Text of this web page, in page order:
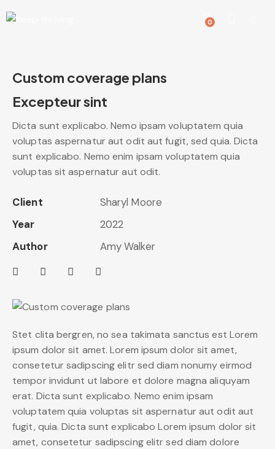
0
Custom coverage plans
Stet clita bergren, no sea takimata sanctus est Lorem
ipsum dolor sit amet. Lorem ipsum dolor sit amet,
consetetur sadipscing elitr sed diam nonumy eirmod
tempor invidunt ut labore et dolore magna aliquyam
erat. Dicta sunt explicabo. Nemo enim ipsam
voluptatem quia voluptas sit aspernatur aut odit aut
fugit, quia. Dicta sunt explicabo Lorem ipsum dolor sit
amet, consetetur sadipscing elitr sed diam dolore
Excepteur sint
Dicta sunt explicabo. Nemo ipsam voluptatem quia
voluptas aspernatur aut odit aut fugit, sed quia. Dicta
sunt explicabo. Nemo enim ipsam voluptatem quia
voluptas sit aspernatur aut odit.
Client
Sharyl Moore
Year
2022
Author
Amy Walker